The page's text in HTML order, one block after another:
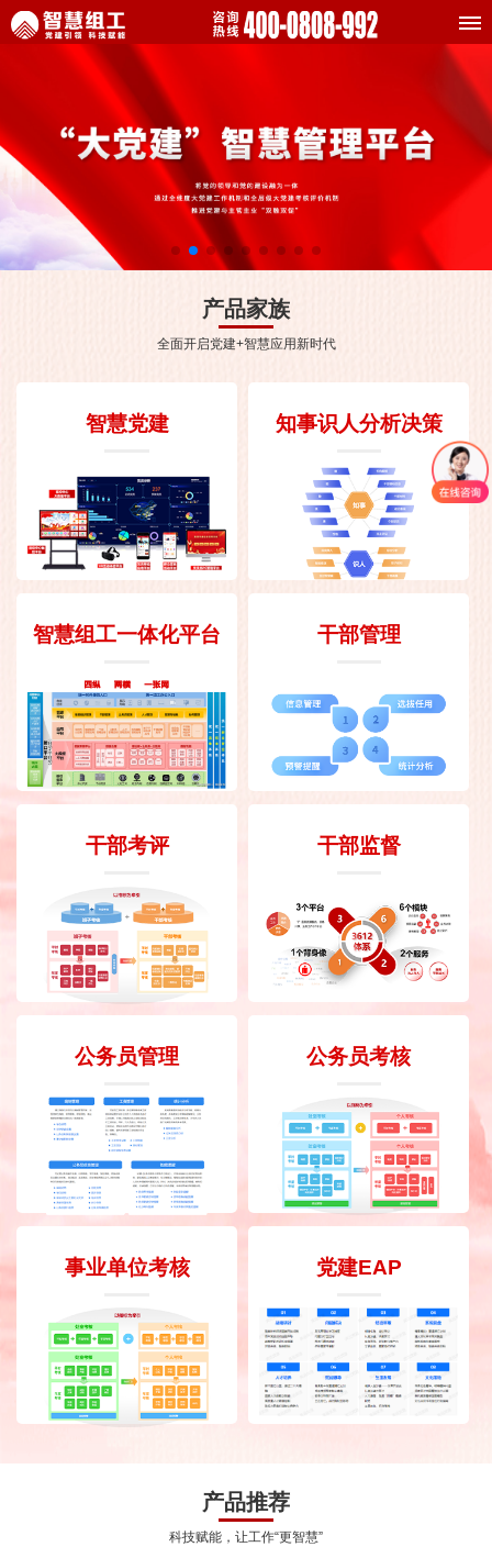
产品家族
全面开启党建+智慧应用新时代
智慧党建 知事识人分析决策
智慧组工一体化平台 干部管理
干部考评 干部监督
公务员管理 公务员考核
事业单位考核 党建EAP
产品推荐
科技赋能，让工作“更智慧”